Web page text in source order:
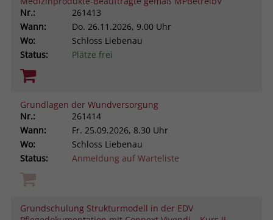
Nr.:
261413
Wann:
Do. 26.11.2026, 9.00 Uhr
Wo:
Schloss Liebenau
Status:
Plätze frei
Grundlagen der Wundversorgung
Nr.:
261414
Wann:
Fr. 25.09.2026, 8.30 Uhr
Wo:
Schloss Liebenau
Status:
Anmeldung auf Warteliste
Grundschulung Strukturmodell in der EDV